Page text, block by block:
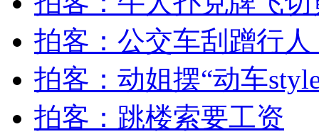
外交部：有关国家言论片面不公正
安徽一实载49人客车翻车
拍客：公交车刮蹭行
拍客：动姐摆“动车
拍客：跳楼索要工资